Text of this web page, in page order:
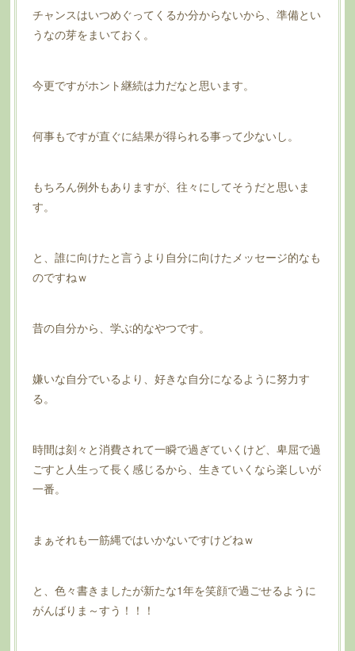
チャンスはいつめぐってくるか分からないから、準備とい
うなの芽をまいておく。
今更ですがホント継続は力だなと思います。
何事もですが直ぐに結果が得られる事って少ないし。
もちろん例外もありますが、往々にしてそうだと思いま
す。
と、誰に向けたと言うより自分に向けたメッセージ的なも
のですねｗ
昔の自分から、学ぶ的なやつです。
嫌いな自分でいるより、好きな自分になるように努力す
る。
時間は刻々と消費されて一瞬で過ぎていくけど、卑屈で過
ごすと人生って長く感じるから、生きていくなら楽しいが
一番。
まぁそれも一筋縄ではいかないですけどねｗ
と、色々書きましたが新たな1年を笑顔で過ごせるように
がんばりま～すう！！！